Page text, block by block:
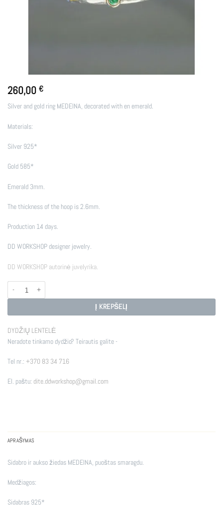
260,00 €
Silver and gold ring MEDEINA, decorated with en emerald.
Materials:
Silver 925*
Gold 585*
Emerald 3mm.
The thickness of the hoop is 2.6mm.
Production 14 days.
DD WORKSHOP designer jewelry.
DD WORKSHOP autorinė juvelyrika.
Į KREPŠELĮ
DYDŽIŲ LENTELĖ
Neradote tinkamo dydžio? Teirautis galite -
Tel nr.: +370 83 34 716
El. paštu: dite.ddworkshop@gmail.com
APRAŠYMAS
Sidabro ir aukso žiedas MEDEINA, puoštas smaragdu.
Medžiagos:
Sidabras 925*